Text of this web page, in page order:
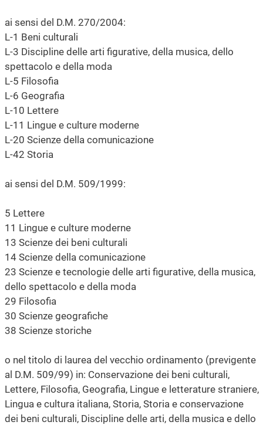
ai sensi del D.M. 270/2004:
L-1 Beni culturali
L-3 Discipline delle arti figurative, della musica, dello
spettacolo e della moda
L-5 Filosofia
L-6 Geografia
L-10 Lettere
L-11 Lingue e culture moderne
L-20 Scienze della comunicazione
L-42 Storia
ai sensi del D.M. 509/1999:
5 Lettere
11 Lingue e culture moderne
13 Scienze dei beni culturali
14 Scienze della comunicazione
23 Scienze e tecnologie delle arti figurative, della musica,
dello spettacolo e della moda
29 Filosofia
30 Scienze geografiche
38 Scienze storiche
o nel titolo di laurea del vecchio ordinamento (previgente
al D.M. 509/99) in: Conservazione dei beni culturali,
Lettere, Filosofia, Geografia, Lingue e letterature straniere,
Lingua e cultura italiana, Storia, Storia e conservazione
dei beni culturali, Discipline delle arti, della musica e dello